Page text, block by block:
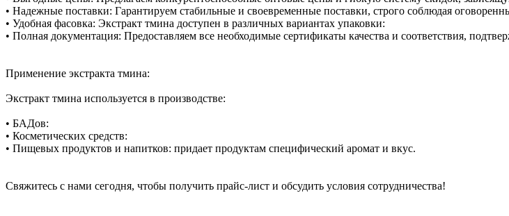
• Надежные поставки: Гарантируем стабильные и своевременные поставки, строго соблюдая
• Удобная фасовка: Экстракт тмина доступен в различных вариантах упаковки:
• Полная документация: Предоставляем все необходимые сертификаты качества и соответствия,
Применение экстракта тмина:
Экстракт тмина используется в производстве:
• БАДов:
• Косметических средств:
• Пищевых продуктов и напитков: придает продуктам специфический аромат и вкус.
Свяжитесь с нами сегодня, чтобы получить прайс-лист и обсудить условия сотрудничества!